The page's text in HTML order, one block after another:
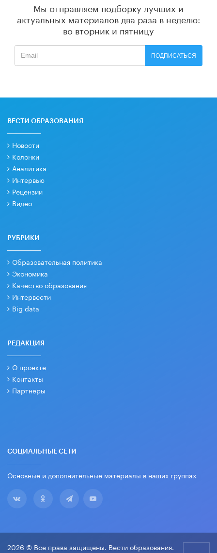
Мы отправляем подборку лучших и
актуальных материалов два раза в неделю:
во вторник и пятницу
ПОДПИСАТЬСЯ
ВЕСТИ ОБРАЗОВАНИЯ
Новости
Колонки
Аналитика
Интервью
Рецензии
Видео
РУБРИКИ
Образовательная политика
Экономика
Качество образования
Интервести
Big data
РЕДАКЦИЯ
О проекте
Контакты
Партнеры
СОЦИАЛЬНЫЕ СЕТИ
Основные и дополнительные материалы в наших группах
2026 © Все права защищены. Вести образования.